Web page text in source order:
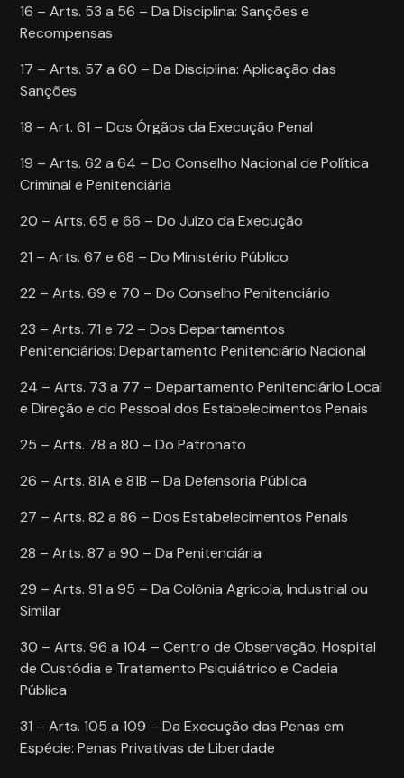
16 – Arts. 53 a 56 – Da Disciplina: Sanções e
Recompensas
17 – Arts. 57 a 60 – Da Disciplina: Aplicação das
Sanções
18 – Art. 61 – Dos Órgãos da Execução Penal
19 – Arts. 62 a 64 – Do Conselho Nacional de Política
Criminal e Penitenciária
20 – Arts. 65 e 66 – Do Juízo da Execução
21 – Arts. 67 e 68 – Do Ministério Público
22 – Arts. 69 e 70 – Do Conselho Penitenciário
23 – Arts. 71 e 72 – Dos Departamentos
Penitenciários: Departamento Penitenciário Nacional
24 – Arts. 73 a 77 – Departamento Penitenciário Local
e Direção e do Pessoal dos Estabelecimentos Penais
25 – Arts. 78 a 80 – Do Patronato
26 – Arts. 81A e 81B – Da Defensoria Pública
27 – Arts. 82 a 86 – Dos Estabelecimentos Penais
28 – Arts. 87 a 90 – Da Penitenciária
29 – Arts. 91 a 95 – Da Colônia Agrícola, Industrial ou
Similar
30 – Arts. 96 a 104 – Centro de Observação, Hospital
de Custódia e Tratamento Psiquiátrico e Cadeia
Pública
31 – Arts. 105 a 109 – Da Execução das Penas em
Espécie: Penas Privativas de Liberdade